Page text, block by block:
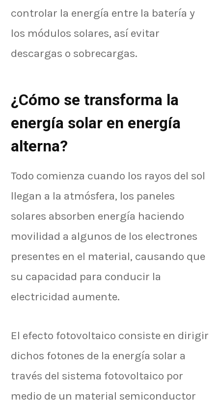
controlar la energía entre la batería y
los módulos solares, así evitar
descargas o sobrecargas.
¿Cómo se transforma la
energía solar en energía
alterna?
Todo comienza cuando los rayos del sol
llegan a la atmósfera, los paneles
solares absorben energía haciendo
movilidad a algunos de los electrones
presentes en el material, causando que
su capacidad para conducir la
electricidad aumente.
El efecto fotovoltaico consiste en dirigir
dichos fotones de la energía solar a
través del sistema fotovoltaico por
medio de un material semiconductor